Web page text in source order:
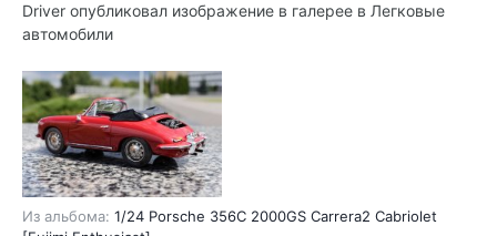
Driver опубликовал изображение в галерее в Легковые
автомобили
Из альбома: 1/24 Porsche 356C 2000GS Carrera2 Cabriolet